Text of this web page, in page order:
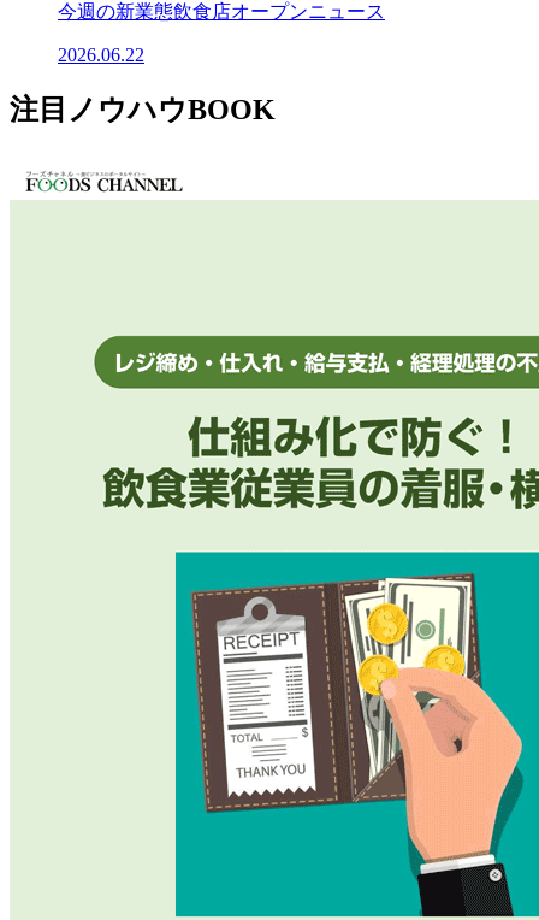
今週の新業態飲食店オープンニュース
2026.06.22
注目ノウハウBOOK